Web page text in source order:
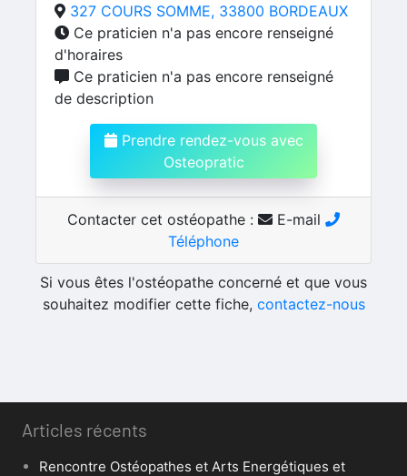
327 COURS SOMME, 33800 BORDEAUX
Ce praticien n'a pas encore renseigné
d'horaires
Ce praticien n'a pas encore renseigné
de description
Prendre rendez-vous avec
Osteopratic
Contacter cet ostéopathe :
E-mail
Téléphone
Si vous êtes l'ostéopathe concerné et que vous
souhaitez modifier cette fiche, contactez-nous
Articles récents
Rencontre Ostéopathes et Arts Energétiques et